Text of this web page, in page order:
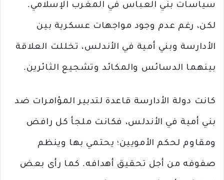
سياسات بني العباس في المغرب الإسلامي.
لكن، رغم عدم وجود مواجهات عسكرية بين
الأدارسة وبني أمية في الأندلس، تخللت العلاقة
بينهما الدسائس والمكائد وتشجيع الثائرين.
كانت دولة الأدارسة قاعدة لتدبير المؤامرات ضد
بني أمية في الأندلس، فكانت ملجأ كل رافض
ومقاوم لحكم الأمويين؛ يحتمي بها وينظم
صفوفه من أجل تحقيق أهدافه. كما رأى بعض